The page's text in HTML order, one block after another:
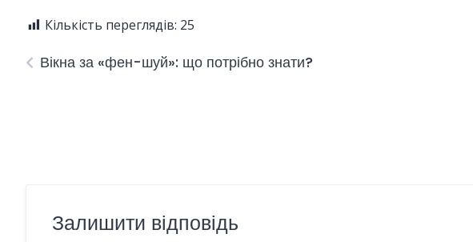
Кількість переглядів: 25
Вікна за «фен-шуй»: що потрібно знати?
Залишити відповідь